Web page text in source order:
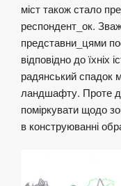
міст також стало
респондент_ок.
представни_цями
відповідно до їхніх
радянський спадок
ландшафту. Проте
поміркувати щодо
в конструюванні